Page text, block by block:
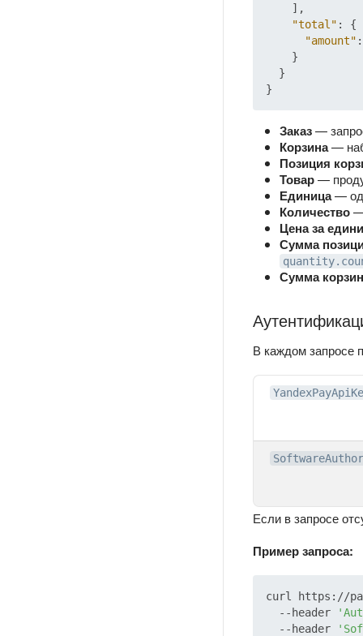
] ,
"total" :
{
"amount" :
}
}
}
Заказ—
Корзина—
Позиция
Товар—
Единица—
Количество—
Цена за
Сумма
Сумма
В каждом запросе
Если в запросе
Пример запроса:
curl https://
  --header
  --header